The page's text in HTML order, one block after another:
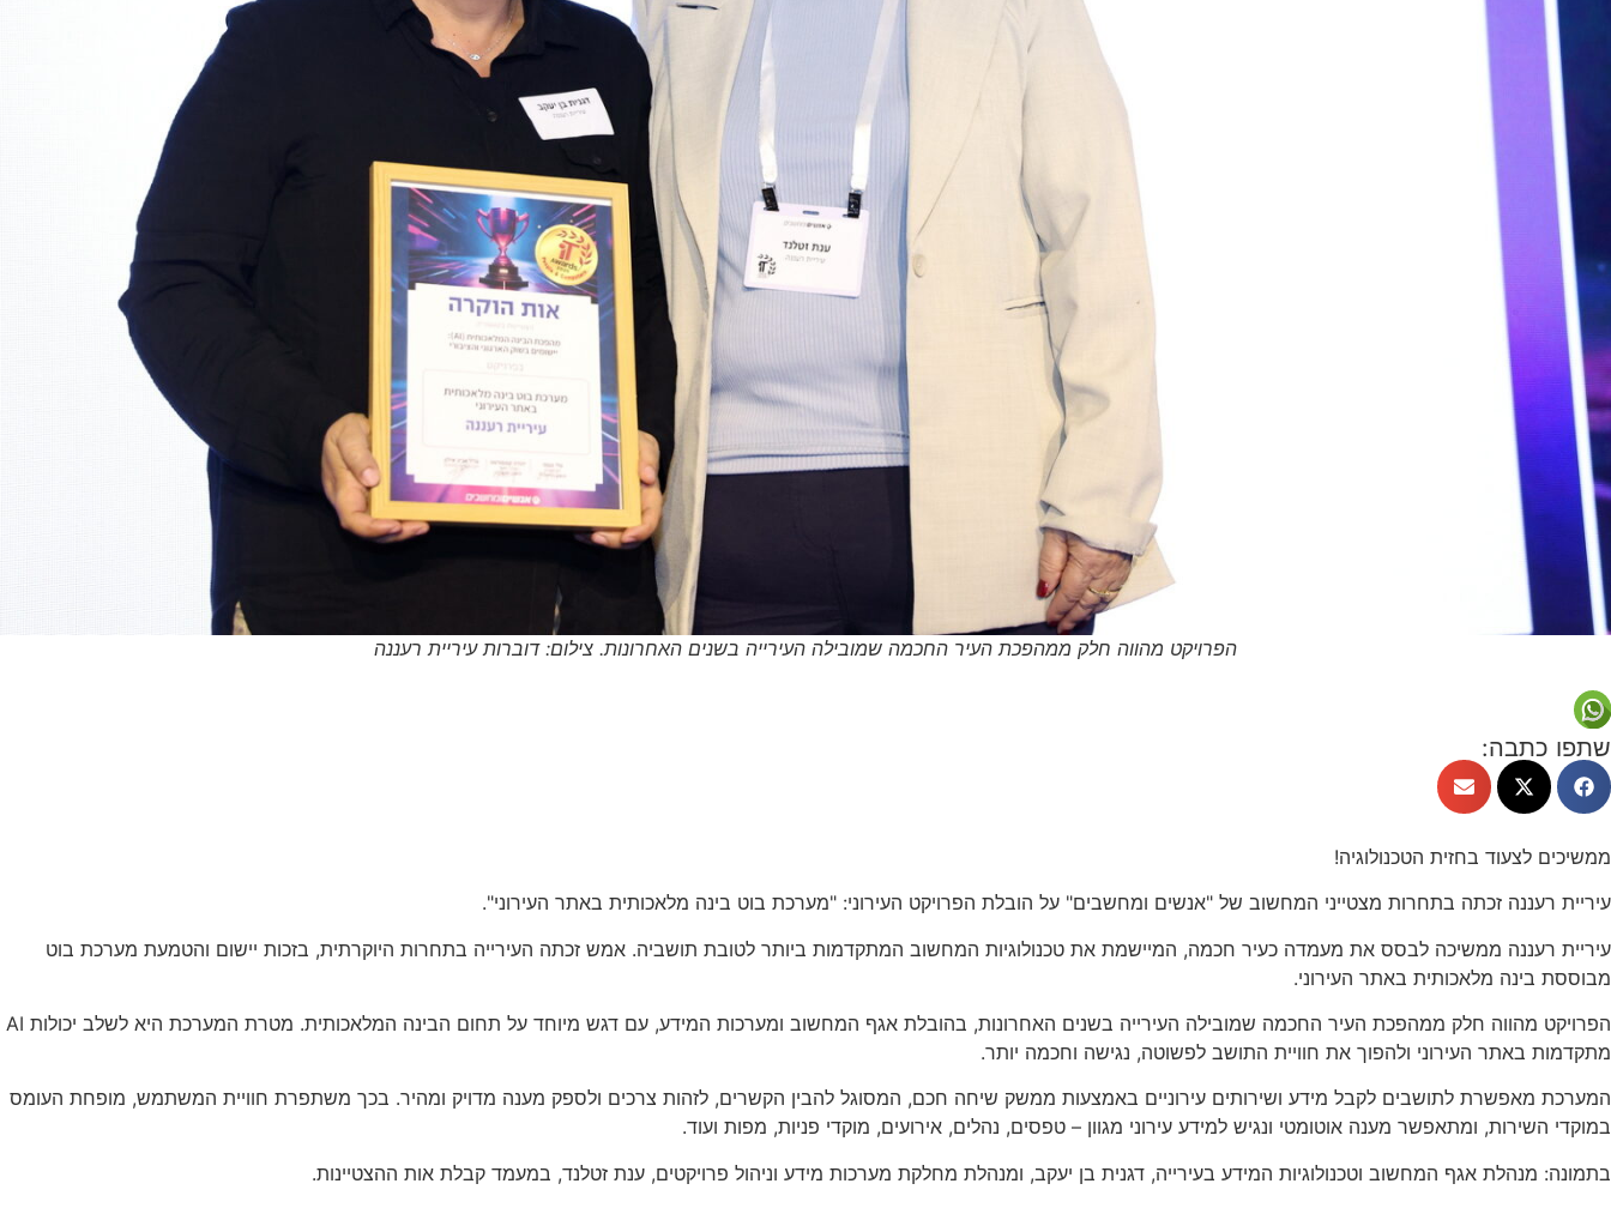
הפרויקט מהווה חלק ממהפכת העיר החכמה שמובילה העירייה בשנים האחרונות. צילום: דוברות עיריית רעננה
שתפו כתבה:
ממשיכים לצעוד בחזית הטכנולוגיה!
עיריית רעננה זכתה בתחרות מצטייני המחשוב של "אנשים ומחשבים" על הובלת הפרויקט העירוני: "מערכת בוט בינה מלאכותית באתר העירוני".
עיריית רעננה ממשיכה לבסס את מעמדה כעיר חכמה, המיישמת את טכנולוגיות המחשוב המתקדמות ביותר לטובת תושביה. אמש זכתה העירייה בתחרות היוקרתית, בזכות יישום והטמעת מערכת בוט
מבוססת בינה מלאכותית באתר העירוני.
הפרויקט מהווה חלק ממהפכת העיר החכמה שמובילה העירייה בשנים האחרונות, בהובלת אגף המחשוב ומערכות המידע, עם דגש מיוחד על תחום הבינה המלאכותית. מטרת המערכת היא לשלב יכולות AI
מתקדמות באתר העירוני ולהפוך את חוויית התושב לפשוטה, נגישה וחכמה יותר.
המערכת מאפשרת לתושבים לקבל מידע ושירותים עירוניים באמצעות ממשק שיחה חכם, המסוגל להבין הקשרים, לזהות צרכים ולספק מענה מדויק ומהיר. בכך משתפרת חוויית המשתמש, מופחת העומס
במוקדי השירות, ומתאפשר מענה אוטומטי ונגיש למידע עירוני מגוון – טפסים, נהלים, אירועים, מוקדי פניות, מפות ועוד.
בתמונה: מנהלת אגף המחשוב וטכנולוגיות המידע בעירייה, דגנית בן יעקב, ומנהלת מחלקת מערכות מידע וניהול פרויקטים, ענת זטלנד, במעמד קבלת אות ההצטיינות.